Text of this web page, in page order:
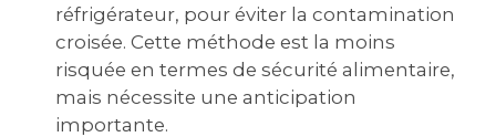
réfrigérateur, pour éviter la contamination
croisée. Cette méthode est la moins
risquée en termes de sécurité alimentaire,
mais nécessite une anticipation
importante.